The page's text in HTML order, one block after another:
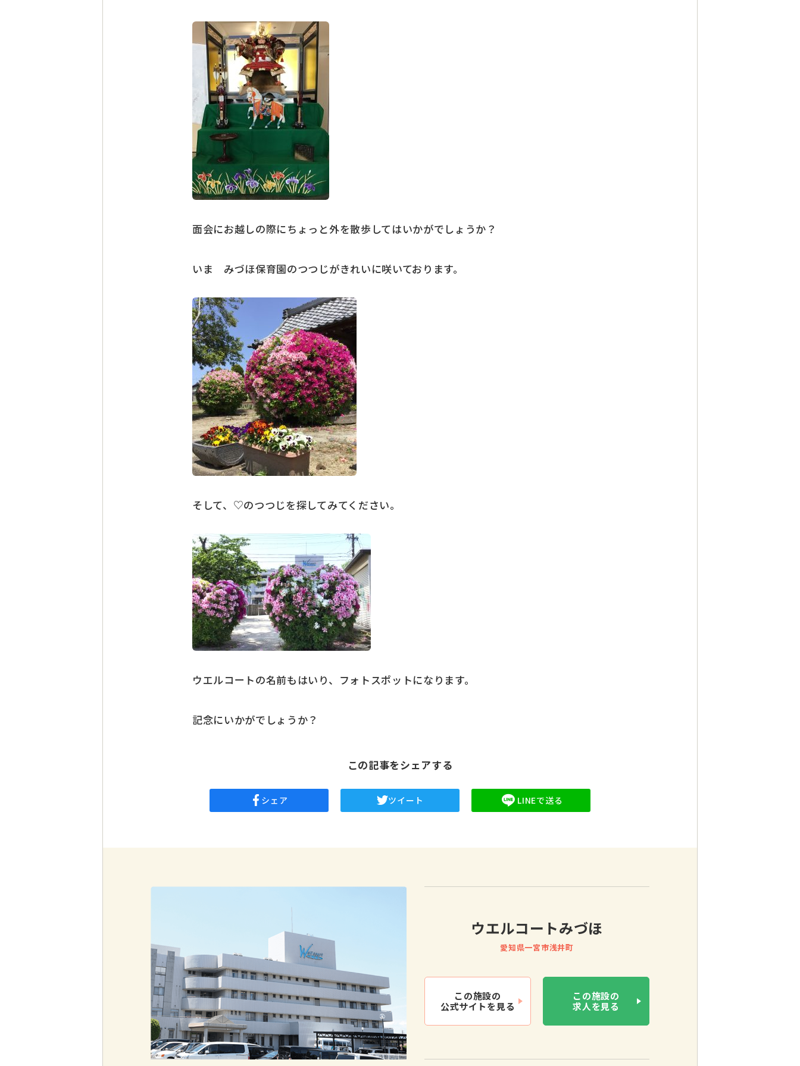
面会にお越しの際にちょっと外を散歩してはいかがでしょうか？
いま みづほ保育園のつつじがきれいに咲いております。
そして、♡のつつじを探してみてください。
ウエルコートの名前もはいり、フォトスポットになります。
記念にいかがでしょうか？
この記事をシェアする
シェア ツイート LINEで送る
ウエルコートみづほ
愛知県一宮市浅井町
この施設の
公式サイトを見る
この施設の
求人を見る